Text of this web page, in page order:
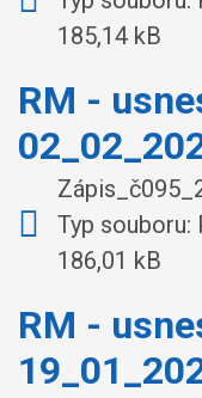
185,14 kB
RM -
Typ souboru:
186,01 kB
RM -